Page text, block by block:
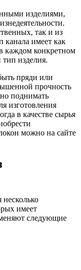
изделиями,
так и из
канала имеет как
каждом конкретном
изделия.
пряди или
прочность
поднимать
изготовления
в качестве сырья
можно на сайте
имеет
следующие